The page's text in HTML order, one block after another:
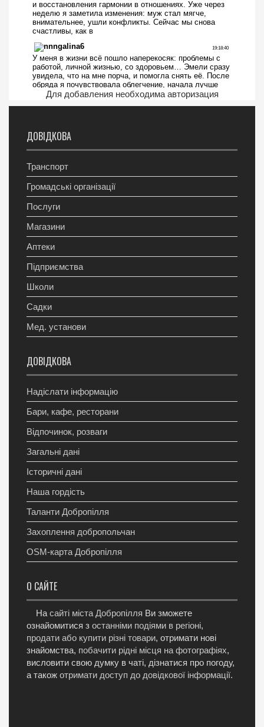
Для добавления необходима авторизация
ДОВІДКОВА
Транспорт
Громадські організації
Послуги
Магазини
Аптеки
Підприємства
Школи
Садки
Мед. установи
ДОВІДКОВА
Надіслати інформацію
Бари, кафе, ресторани
Відпочинок, розваги
Загальні дані
Історичні дані
Наша гордість
Таланти Добропілля
Захоплення добропольчан
OSM-карта Добропілля
О САЙТЕ
На сайті міста Добропілля Ви зможете
ознайомитися з останніми подіями в регіоні,
продати або купити різні товари, отримати нові
знайомства, побачити рідні місця на фотографіях,
висловити свою думку в чаті, дізнатися про погоду,
а також отримати доступ до довідкової інформації.